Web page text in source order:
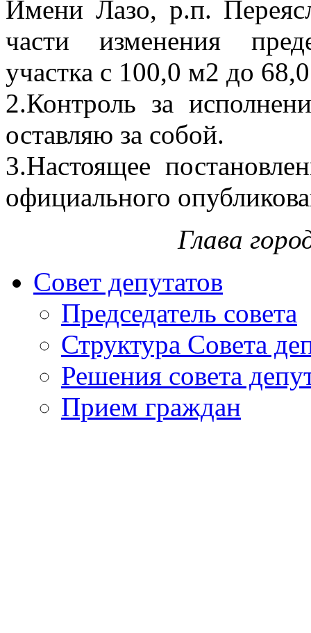
Имени Лазо, р.п.
части изменения
участка с 100,0 м2 до
2.Контроль за
оставляю за собой.
3.Настоящее
официального
Глава
Совет депутатов
Председатель совета
Структура Совета
Решения совета
Прием граждан